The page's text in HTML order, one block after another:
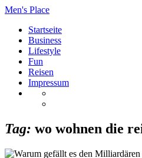
Men's Place
Startseite
Business
Lifestyle
Fun
Reisen
Impressum
Tag: wo wohnen die